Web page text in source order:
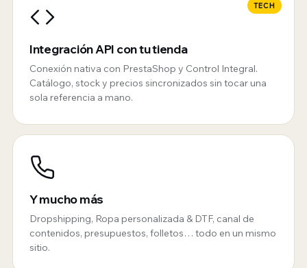
TECH
Integración API con tu tienda
Conexión nativa con PrestaShop y Control Integral.
Catálogo, stock y precios sincronizados sin tocar una
sola referencia a mano.
Y mucho más
Dropshipping, Ropa personalizada & DTF, canal de
contenidos, presupuestos, folletos… todo en un mismo
sitio.